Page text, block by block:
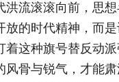
洪流滚滚向前，思
放的时代精神，而
着这种旗号替反动
风骨与锐气，才能